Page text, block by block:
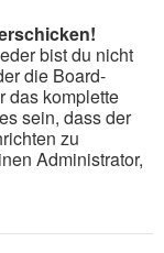
bist du nicht
die Board-
das komplette
sein, dass der
zu
Administrator,